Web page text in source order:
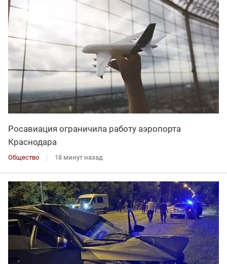
Росавиация ограничила работу аэропорта
Краснодара
Общество 18 минут назад